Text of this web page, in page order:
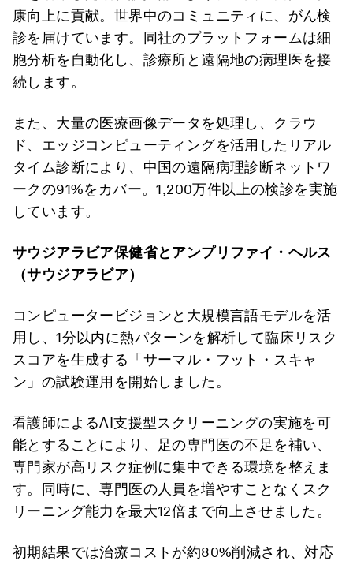
康向上に貢献。世界中のコミュニティに、がん検
診を届けています。同社のプラットフォームは細
胞分析を自動化し、診療所と遠隔地の病理医を接
続します。
また、大量の医療画像データを処理し、クラウ
ド、エッジコンピューティングを活用したリアル
タイム診断により、中国の遠隔病理診断ネットワ
ークの91%をカバー。1,200万件以上の検診を実施
しています。
サウジアラビア保健省とアンプリファイ・ヘルス
（サウジアラビア）
コンピュータービジョンと大規模言語モデルを活
用し、1分以内に熱パターンを解析して臨床リスク
スコアを生成する「サーマル・フット・スキャ
ン」の試験運用を開始しました。
看護師によるAI支援型スクリーニングの実施を可
能とすることにより、足の専門医の不足を補い、
専門家が高リスク症例に集中できる環境を整えま
す。同時に、専門医の人員を増やすことなくスク
リーニング能力を最大12倍まで向上させました。
初期結果では治療コストが約80%削減され、対応